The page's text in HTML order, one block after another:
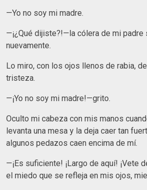
—Yo no soy mi madre.
—¡¿Qué dijiste?!—la cólera de mi padre
nuevamente.
Lo miro, con los ojos llenos de rabia,
tristeza.
—¡Yo no soy mi madre!—grito.
Oculto mi cabeza con mis manos
levanta una mesa y la deja caer tan
algunos pedazos caen encima de mí.
—¡Es suficiente! ¡Largo de aquí! ¡Vete
el miedo que se refleja en mis ojos,